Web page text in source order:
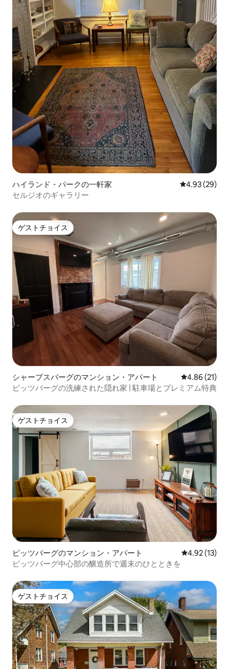
ハイランド・パークの一軒家 レビュー29
4.93 (29)
セルジオのギャラリー
ゲストチョイス
ゲストチョイス
シャープスバーグのマンション・アパート レビュー21
4.86 (21)
ピッツバーグの洗練された隠れ家 | 駐車場とプレミアム特典
ゲストチョイス
ゲストチョイス
ピッツバーグのマンション・アパート レビュー13
4.92 (13)
ピッツバーグ中心部の醸造所で週末のひとときを
ゲストチョイス
ゲストチョイス